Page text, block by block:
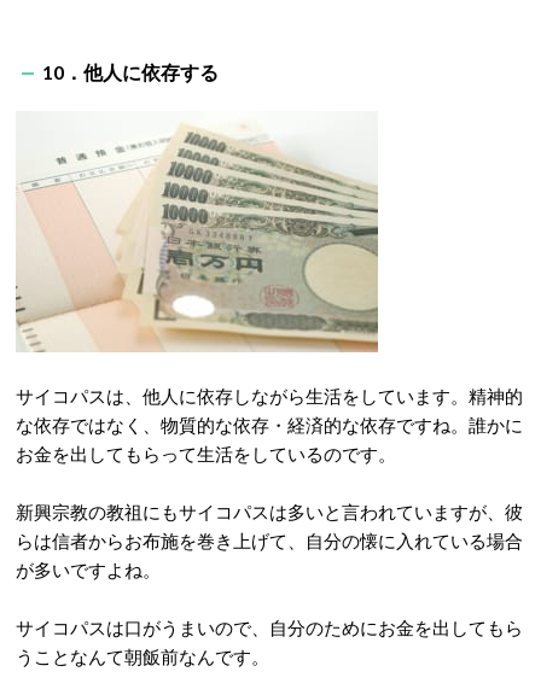
10．他人に依存する
サイコパスは、他人に依存しながら生活をしています。精神的
な依存ではなく、物質的な依存・経済的な依存ですね。誰かに
お金を出してもらって生活をしているのです。
新興宗教の教祖にもサイコパスは多いと言われていますが、彼
らは信者からお布施を巻き上げて、自分の懐に入れている場合
が多いですよね。
サイコパスは口がうまいので、自分のためにお金を出してもら
うことなんて朝飯前なんです。